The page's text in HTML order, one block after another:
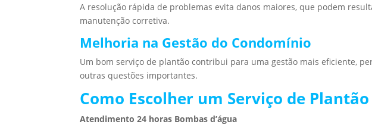
A resolução rápida de problemas evita danos maiores, que podem
manutenção corretiva.
Melhoria na Gestão do Condomínio
Um bom serviço de plantão contribui para uma gestão mais eficiente,
outras questões importantes.
Como Escolher um Serviço de Plantão
Atendimento 24 horas Bombas d’água